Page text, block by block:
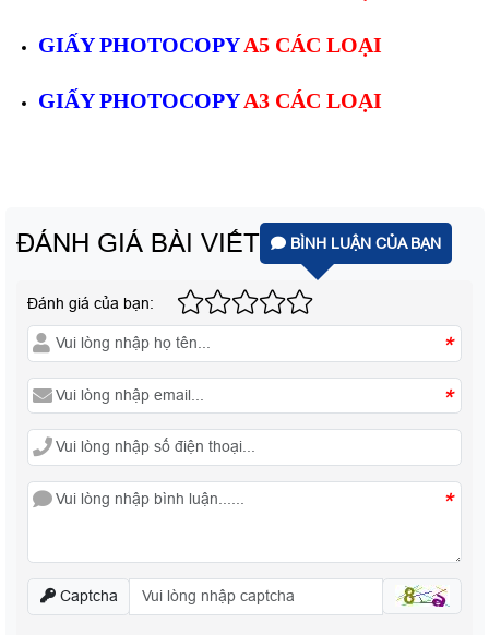
GIẤY PHOTOCOPYA5 CÁC LOẠI
GIẤY PHOTOCOPYA3 CÁC LOẠI
ĐÁNH GIÁ BÀI VIẾT BÌNH LUẬN CỦA BẠN
Đánh giá của bạn:
*
*
*
Captcha